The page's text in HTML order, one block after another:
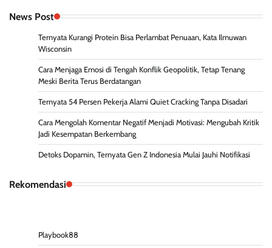
News Post
Ternyata Kurangi Protein Bisa Perlambat Penuaan, Kata Ilmuwan
Wisconsin
Cara Menjaga Emosi di Tengah Konflik Geopolitik, Tetap Tenang
Meski Berita Terus Berdatangan
Ternyata 54 Persen Pekerja Alami Quiet Cracking Tanpa Disadari
Cara Mengolah Komentar Negatif Menjadi Motivasi: Mengubah Kritik
Jadi Kesempatan Berkembang
Detoks Dopamin, Ternyata Gen Z Indonesia Mulai Jauhi Notifikasi
Rekomendasi
Playbook88